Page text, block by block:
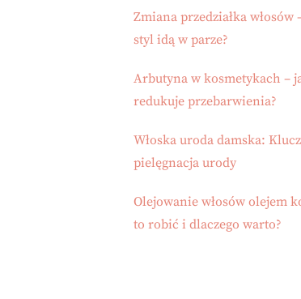
Zmiana przedziałka włosów
styl idą w parze?
Arbutyna w kosmetykach –
redukuje przebarwienia?
Włoska uroda damska:
pielęgnacja urody
Olejowanie włosów olejem
to robić i dlaczego warto?